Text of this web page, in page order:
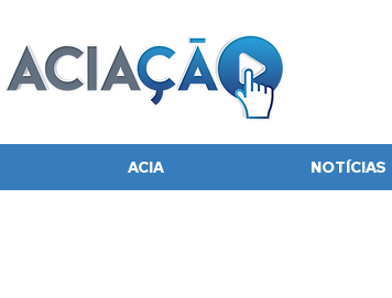
ACIA NOTÍCIAS